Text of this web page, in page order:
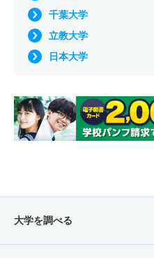
千葉大学
立教大学
日本大学
大学を調べる